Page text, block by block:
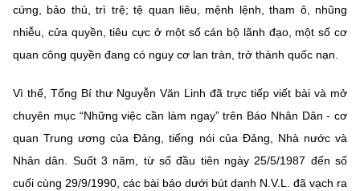
cứng, bảo thủ, trì trệ; tệ quan liêu, mệnh lệnh, tham ô, nhũng
nhiễu, cửa quyền, tiêu cực ở một số cán bộ lãnh đạo, một số cơ
quan công quyền đang có nguy cơ lan tràn, trở thành quốc nạn.
Vì thế, Tổng Bí thư Nguyễn Văn Linh đã trực tiếp viết bài và mở
chuyên mục “Những việc cần làm ngay” trên Báo Nhân Dân - cơ
quan Trung ương của Đảng, tiếng nói của Đảng, Nhà nước và
Nhân dân. Suốt 3 năm, từ số đầu tiên ngày 25/5/1987 đến số
cuối cùng 29/9/1990, các bài báo dưới bút danh N.V.L. đã vạch ra